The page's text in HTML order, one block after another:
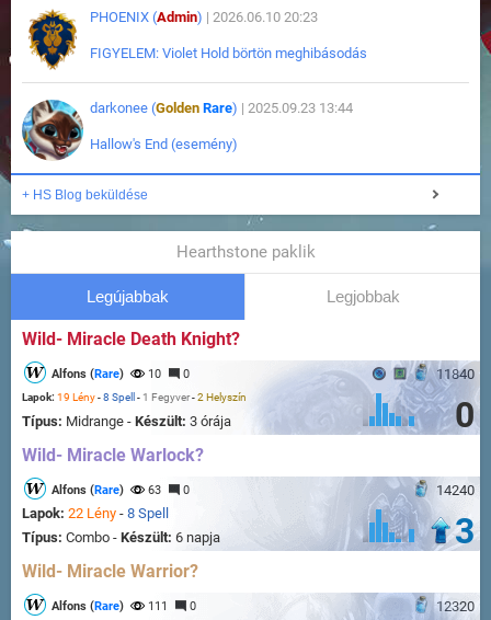
PHOENIX (Admin) | 2026.06.10 20:23
FIGYELEM: Violet Hold börtön meghibásodás
darkonee (Golden Rare) | 2025.09.23 13:44
Hallow's End (esemény)
+ HS Blog beküldése
Hearthstone paklik
Legújabbak Legjobbak
Wild- Miracle Death Knight?
11840
Alfons (Rare) 10 0
Lapok: 19 Lény-8 Spell - 1 Fegyver-2 Helyszín
Típus: Midrange - Készült: 3 órája 0
Wild- Miracle Warlock?
14240
Alfons (Rare) 63 0
Lapok: 22 Lény - 8 Spell
Típus: Combo - Készült: 6 napja 3
Wild- Miracle Warrior?
12320
Alfons (Rare) 111 0